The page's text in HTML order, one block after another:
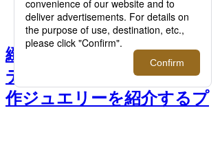
＜イーノス＞の新作ジュエリーを紹
介するプロモーション開催
緻密なインダストリアルな
デザイン＜イーノス＞の新
作ジュエリーを紹介するプ